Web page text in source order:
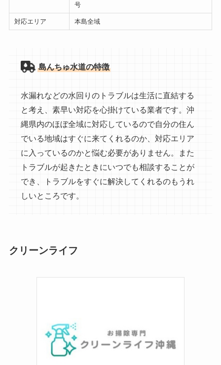
号
対応エリア 本島全域
島んちゅ水道の特徴
水漏れなどの水回りのトラブルは生活に直結する
と考え、素早い対応を心掛けている業者です。沖
縄県内のほぼ全域に対応しているので自分の住ん
でいる地域はすぐに来てくれるのか、対応エリア
に入っているのかと悩む必要がありません。また
トラブルが起きたときにいつでも相談することが
でき、トラブルをすぐに解決してくれるのもうれ
しいところです。
クリーンライフ